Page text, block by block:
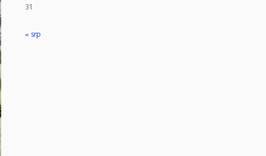
31
« srp